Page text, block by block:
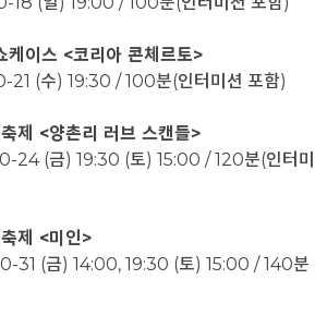
이스 <코리아 콘체르토>
21 (수) 19:30 / 100분(인터미션 포함)
제 <양촌리 러브 스캔들>
24 (금) 19:30 (토) 15:00 / 120분(인터미
제 <미인>
31 (금) 14:00, 19:30 (토) 15:00 / 140분